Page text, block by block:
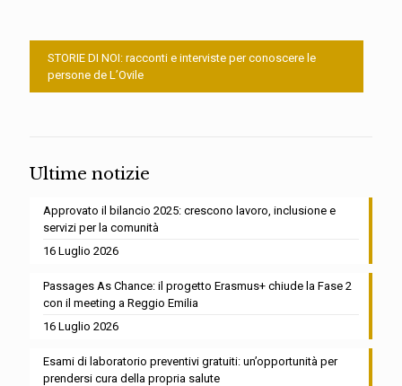
STORIE DI NOI: racconti e interviste per conoscere le
persone de L’Ovile
Ultime notizie
Approvato il bilancio 2025: crescono lavoro, inclusione e
servizi per la comunità
16 Luglio 2026
Passages As Chance: il progetto Erasmus+ chiude la Fase 2
con il meeting a Reggio Emilia
16 Luglio 2026
Esami di laboratorio preventivi gratuiti: un’opportunità per
prendersi cura della propria salute